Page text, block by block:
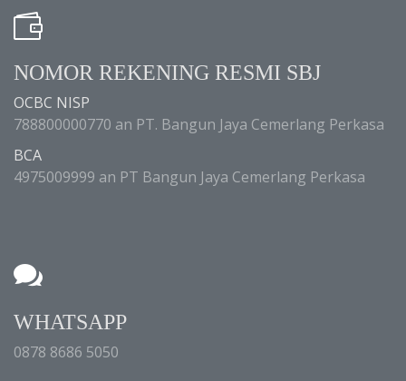
NOMOR REKENING RESMI SBJ
OCBC NISP
788800000770 an PT. Bangun Jaya Cemerlang Perkasa
BCA
4975009999 an PT Bangun Jaya Cemerlang Perkasa
WHATSAPP
0878 8686 5050